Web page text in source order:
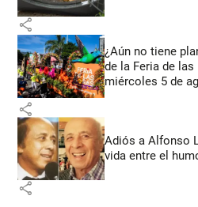
share
¿Aún no tiene
de la Feria de
miércoles 5 de
share
Adiós a Alfonso
vida entre el
share